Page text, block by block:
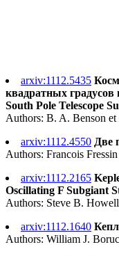
arxiv:1112.5435
квадратных
South Pole Telescope
Authors: B. A. Benson et
arxiv:1112.4550 Две
Authors: Francois Fressin
arxiv:1112.2165
Oscillating F Subgiant
Authors: Steve B.
arxiv:1112.1640
Authors: William J.